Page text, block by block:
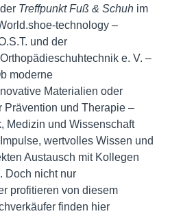
Treffpunkt Fuß & Schuh im
technology –
und der
e. V. –
moderne
Materialien oder
Prävention und Therapie –
Medizin und Wissenschaft
wertvolles Wissen und
Austausch mit Kollegen
Doch nicht nur
profitieren von diesem
finden hier